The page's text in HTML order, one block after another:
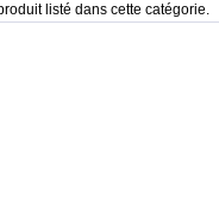
listé dans cette catégorie.